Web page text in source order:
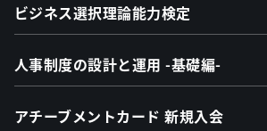
ビジネス選択理論能力検定
人事制度の設計と運用 -基礎編-
アチーブメントカード 新規入会